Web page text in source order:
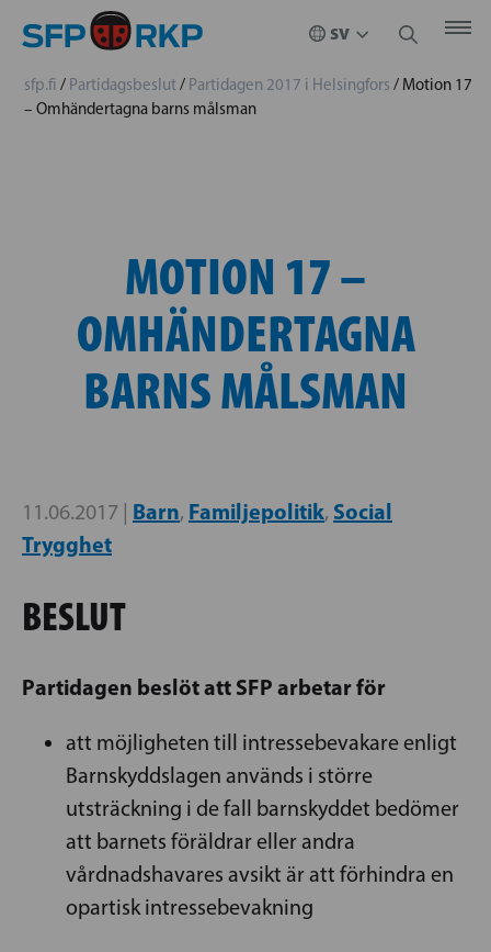
sfp.fi / Partidagsbeslut/ Partidagen 2017 i Helsingfors / Motion 17
– Omhändertagna barns målsman
MOTION 17 –
OMHÄNDERTAGNA
BARNS MÅLSMAN
11.06.2017 | Barn, Familjepolitik, Social
Trygghet
BESLUT
Partidagen beslöt att SFP arbetar för
att möjligheten till intressebevakare enligt
Barnskyddslagen används i större
utsträckning i de fall barnskyddet bedömer
att barnets föräldrar eller andra
vårdnadshavares avsikt är att förhindra en
opartisk intressebevakning